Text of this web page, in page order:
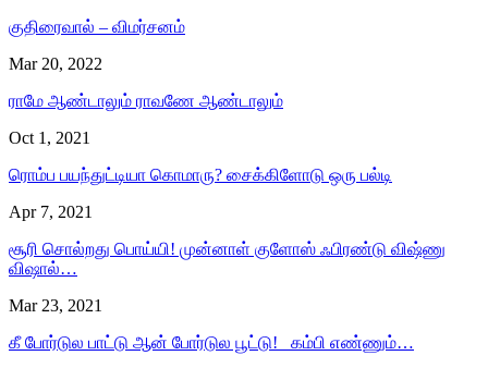
குதிரைவால் – விமர்சனம்
Mar 20, 2022
ராமே ஆண்டாலும் ராவணே ஆண்டாலும்
Oct 1, 2021
ரொம்ப பயந்துட்டியா கொமாரு? சைக்கிளோடு ஒரு பல்டி
Apr 7, 2021
சூரி சொல்றது பொய்யி! முன்னாள் குளோஸ் ஃபிரண்டு விஷ்ணு
விஷால்…
Mar 23, 2021
கீ போர்டுல பாட்டு ஆன் போர்டுல பூட்டு! கம்பி எண்ணும்…